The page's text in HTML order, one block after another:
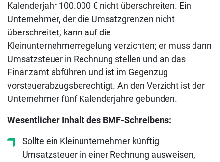
Kalenderjahr 100.000 € nicht überschreiten. Ein
Unternehmer, der die Umsatzgrenzen nicht
überschreitet, kann auf die
Kleinunternehmerregelung verzichten; er muss dann
Umsatzsteuer in Rechnung stellen und an das
Finanzamt abführen und ist im Gegenzug
vorsteuerabzugsberechtigt. An den Verzicht ist der
Unternehmer fünf Kalenderjahre gebunden.
Wesentlicher Inhalt des BMF-Schreibens:
Sollte ein Kleinunternehmer künftig
Umsatzsteuer in einer Rechnung ausweisen,